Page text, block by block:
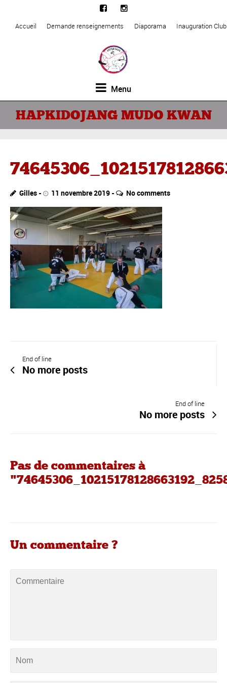
Accueil Demande renseignements Diaporama Inauguration
Menu
HAPKIDOJANG MUDO KWAN
Gilles 11 novembre 2019 No comments
End of line
No more posts
End of line
No more posts
Pas de commentaires à
Un commentaire ?